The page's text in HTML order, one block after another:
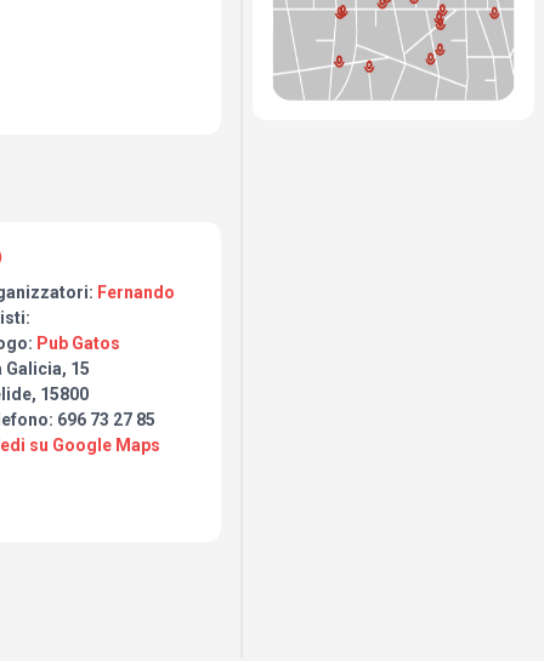
compartiendo
un directo potente y
rock clásico. Tras
INADAPTADOS
y el mismo espíritu
un escenario donde
Fernando
Pub Gatos
Galicia, 15
15800
696 73 27 85
su Google Maps